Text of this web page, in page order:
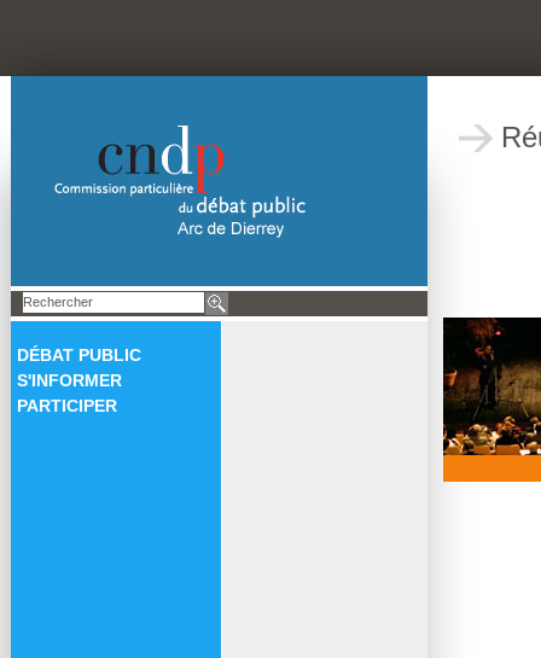
DÉBAT PUBLIC
S'INFORMER
PARTICIPER